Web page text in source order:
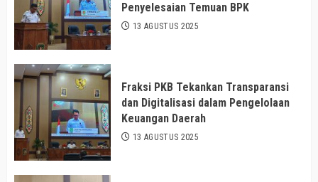
Penyelesaian Temuan BPK
13 AGUSTUS 2025
Fraksi PKB Tekankan Transparansi
dan Digitalisasi dalam Pengelolaan
Keuangan Daerah
13 AGUSTUS 2025